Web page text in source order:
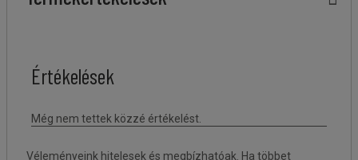
Véleményeink hitelesek és megbízhatóak. Ha többet